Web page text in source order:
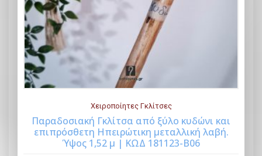
Buy Now
Χειροποίητες Γκλίτσες
Παραδοσιακή Γκλίτσα από ξύλο κυδώνι και
επιπρόσθετη Ηπειρώτικη μεταλλική λαβή.
Ύψος 1,52 μ | ΚΩΔ 181123-Β06